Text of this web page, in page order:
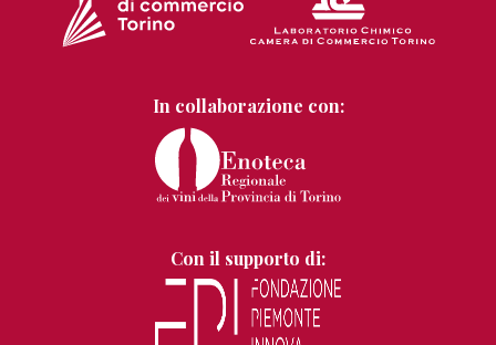
In collaborazione con:
Con il supporto di: